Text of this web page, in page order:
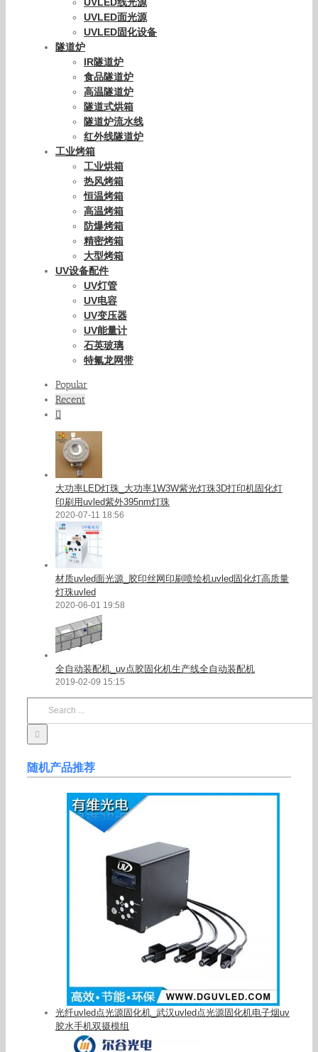
UVLED面光源
UVLED固化设备
隧道炉
IR隧道炉
食品隧道炉
高温隧道炉
隧道式烘箱
隧道炉流水线
红外线隧道炉
工业烤箱
工业烘箱
热风烤箱
恒温烤箱
高温烤箱
防爆烤箱
精密烤箱
大型烤箱
UV设备配件
UV灯管
UV电容
UV变压器
UV能量计
石英玻璃
特氟龙网带
Popular
Recent
大功率LED灯珠_大功率1W3W紫光灯珠3D打印机固化灯
印刷用uvled紫外395nm灯珠
2020-07-11 18:56
材质uvled面光源_胶印丝网印刷喷绘机uvled固化灯高质量
灯珠uvled
2020-06-01 19:58
全自动装配机_uv点胶固化机生产线全自动装配机
2019-02-09 15:15
随机产品推荐
光纤uvled点光源固化机_武汉uvled点光源固化机电子烟uv
胶水手机双摄模组